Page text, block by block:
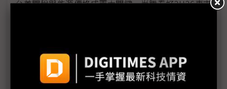
台美關稅與能源價格成兩大關鍵 尚騰看好2H26車市
模組拚2027放量
規避關稅大打平價與豪奢雙戰線 中系電動車4月歐
洲市佔首破15%